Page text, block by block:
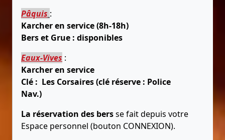
Pâquis :
Karcher en service (8h-18h)
Bers et Grue : disponibles
Eaux-Vives :
Karcher en service
Clé : Les Corsaires (clé réserve : Police
Nav.)
La réservation des bersse fait depuis votre
Espace personnel (bouton CONNEXION).